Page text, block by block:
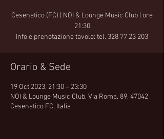
Cesenatico (FC) | NOI & Lounge Music Club | ore
21:30
Info e prenotazione tavolo: tel. 328 77 23 203
Orario & Sede
19 Oct 2023, 21:30 – 23:30
NOI & Lounge Music Club, Via Roma, 89, 47042
Cesenatico FC, Italia